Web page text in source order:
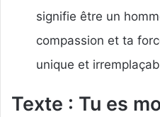
signifie être un
compassion et ta
unique et
Texte : Tu es